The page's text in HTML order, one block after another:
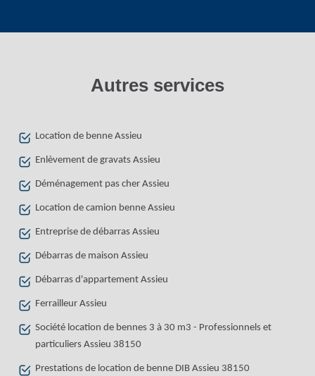
Autres services
Location de benne Assieu
Enlèvement de gravats Assieu
Déménagement pas cher Assieu
Location de camion benne Assieu
Entreprise de débarras Assieu
Débarras de maison Assieu
Débarras d'appartement Assieu
Ferrailleur Assieu
Société location de bennes 3 à 30 m3 - Professionnels et
particuliers Assieu 38150
Prestations de location de benne DIB Assieu 38150